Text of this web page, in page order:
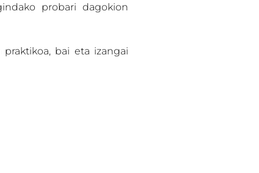
probari dagokion
bai eta izangai